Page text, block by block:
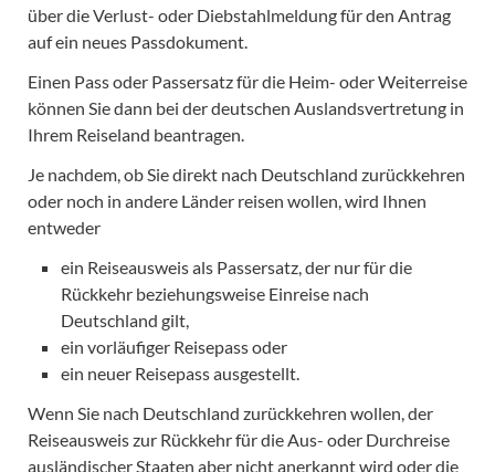
über die Verlust- oder Diebstahlmeldung für den Antrag
auf ein neues Passdokument.
Einen Pass oder Passersatz für die Heim- oder Weiterreise
können Sie dann bei der deutschen Auslandsvertretung in
Ihrem Reiseland beantragen.
Je nachdem, ob Sie direkt nach Deutschland zurückkehren
oder noch in andere Länder reisen wollen, wird Ihnen
entweder
ein Reiseausweis als Passersatz, der nur für die
Rückkehr beziehungsweise Einreise nach
Deutschland gilt,
ein vorläufiger Reisepass oder
ein neuer Reisepass ausgestellt.
Wenn Sie nach Deutschland zurückkehren wollen, der
Reiseausweis zur Rückkehr für die Aus- oder Durchreise
ausländischer Staaten aber nicht anerkannt wird oder die